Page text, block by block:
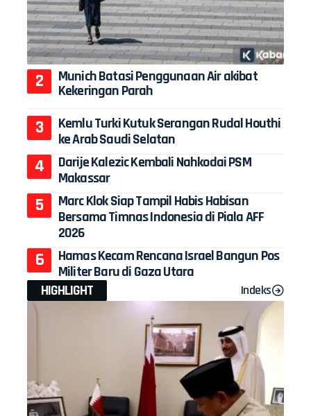
Munich Batasi Penggunaan Air akibat
Kekeringan Parah
Kemlu Turki Kutuk Serangan Rudal Houthi
ke Arab Saudi Selatan
Darije Kalezic Kembali Nahkodai PSM
Makassar
Marc Klok Siap Tampil Habis Habisan
Bersama Timnas Indonesia di Piala AFF
2026
Hamas Kecam Rencana Israel Bangun Pos
Militer Baru di Gaza Utara
HIGHLIGHT
Indeks